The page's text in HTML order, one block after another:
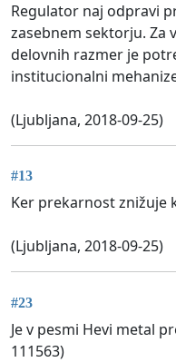
Regulator naj odpravi
zasebnem sektorju. Za
delovnih razmer je
institucionalni
(Ljubljana, 2018-09-25)
#13
Ker prekarnost znižuje
(Ljubljana, 2018-09-25)
#23
Je v pesmi Hevi metal
111563)